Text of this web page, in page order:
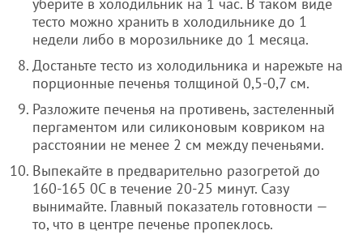
тесто можно хранить в холодильнике до 1
недели либо в морозильнике до 1 месяца.
Достаньте тесто из холодильника и нарежьте на
порционные печенья толщиной 0,5-0,7 см.
Разложите печенья на противень, застеленный
пергаментом или силиконовым ковриком на
расстоянии не менее 2 см между печеньями.
Выпекайте в предварительно разогретой до
160-165 0С в течение 20-25 минут. Сазу
вынимайте. Главный показатель готовности —
то, что в центре печенье пропеклось.